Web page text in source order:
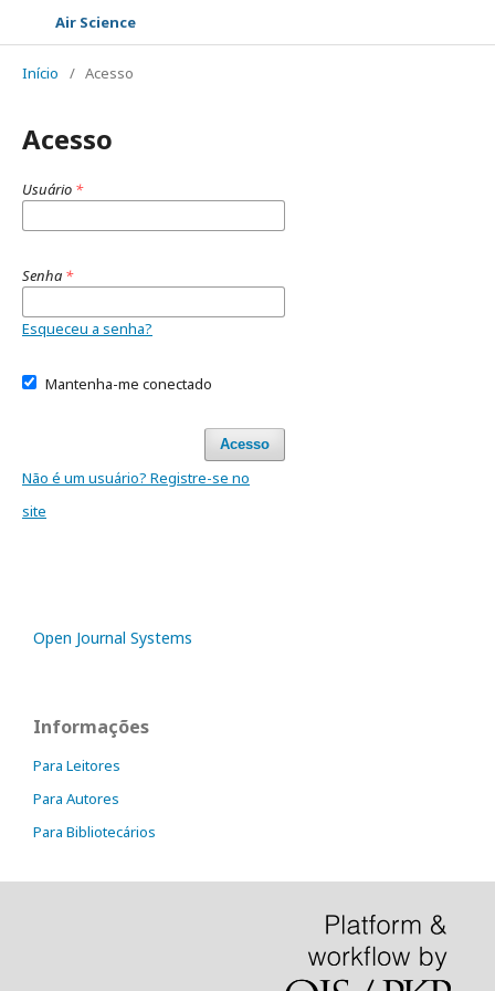
Air Science
Início / Acesso
Acesso
Usuário *
Senha *
Esqueceu a senha?
Mantenha-me conectado
Acesso
Não é um usuário? Registre-se no
site
Open Journal Systems
Informações
Para Leitores
Para Autores
Para Bibliotecários